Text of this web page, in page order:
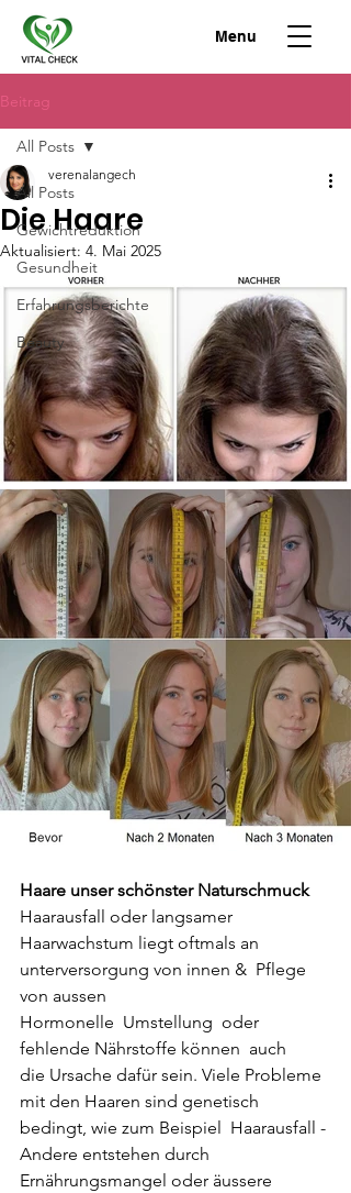
Menu
Beitrag
All Posts
Gewichtreduktion
Gesundheit
Erfahrungsberichte
Beauty
All Posts
Die Haare
verenalangech
Aktualisiert: 4. Mai 2025
Haare unser schönster Naturschmuck
Haarausfall oder langsamer
Haarwachstum liegt oftmals an
unterversorgung von innen &  Pflege
von aussen
Hormonelle  Umstellung  oder
fehlende Nährstoffe können  auch
die Ursache dafür sein. Viele Probleme
mit den Haaren sind genetisch
bedingt, wie zum Beispiel  Haarausfall -
Andere entstehen durch
Ernährungsmangel oder äussere